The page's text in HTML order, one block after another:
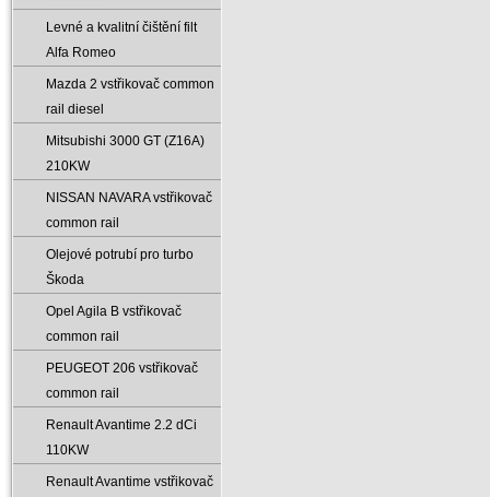
Levné a kvalitní čištění filt
Alfa Romeo
Mazda 2 vstřikovač common
rail diesel
Mitsubishi 3000 GT (Z16A)
210KW
NISSAN NAVARA vstřikovač
common rail
Olejové potrubí pro turbo
Škoda
Opel Agila B vstřikovač
common rail
PEUGEOT 206 vstřikovač
common rail
Renault Avantime 2.2 dCi
110KW
Renault Avantime vstřikovač